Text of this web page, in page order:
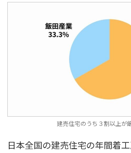
建売住宅のうち３割以上が
日本全国の建売住宅の年間着